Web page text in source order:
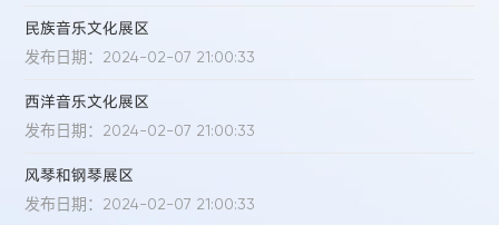
民族音乐文化展区
发布日期：2024-02-07 21:00:33
西洋音乐文化展区
发布日期：2024-02-07 21:00:33
风琴和钢琴展区
发布日期：2024-02-07 21:00:33